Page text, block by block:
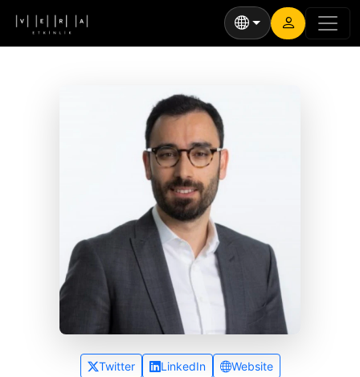
Twitter LinkedIn Website